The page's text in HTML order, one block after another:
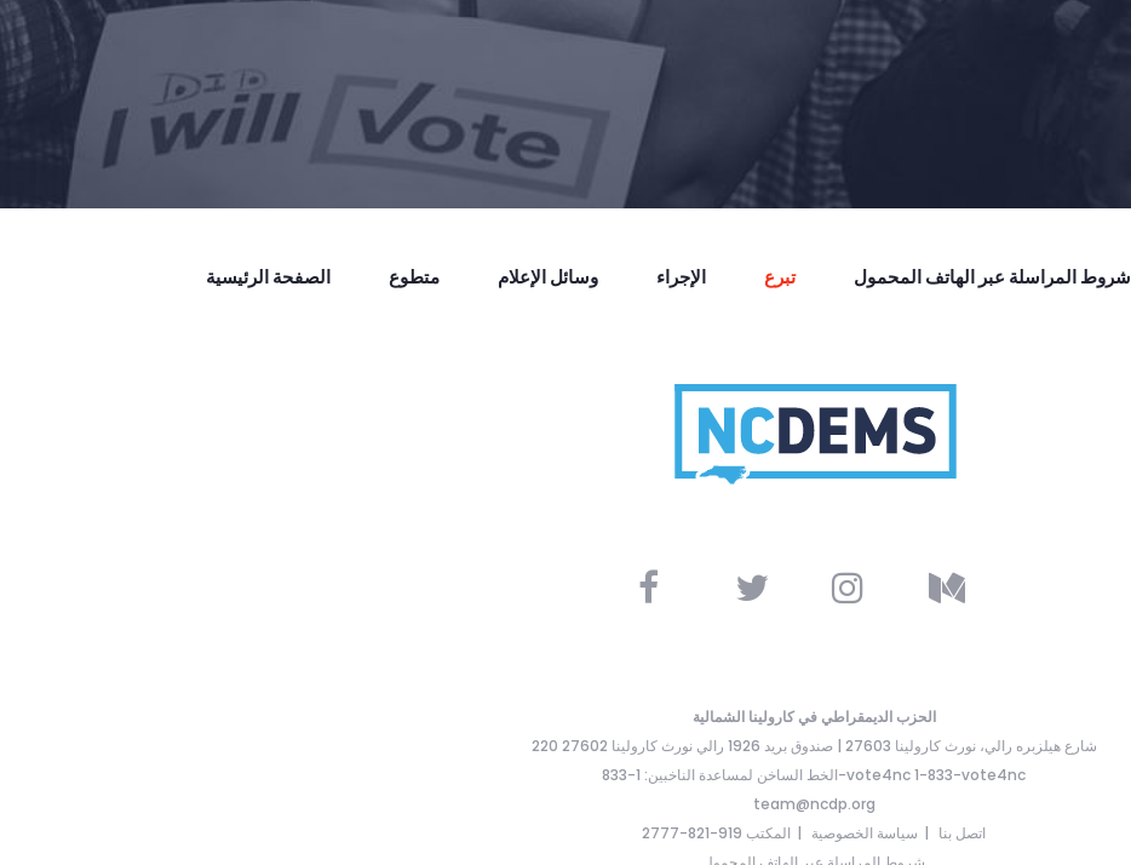
الصفحة الرئيسية متطوع وسائل الإعلام الإجراء تبرع شروط المراسلة عبر الهاتف المحمول
الحزب الديمقراطي في كارولينا الشمالية
220 شارع هيلزبره رالي، نورث كارولينا 27603 | صندوق بريد 1926 رالي نورث كارولينا 27602
الخط الساخن لمساعدة الناخبين: 1-833-vote4nc 1-833-vote4nc
team@ncdp.org
المكتب 919-821-2777
سياسة الخصوصية
اتصل بنا